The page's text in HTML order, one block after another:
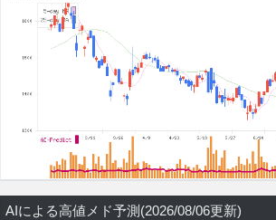
AIによる高値メド予測(2026/08/06更新)